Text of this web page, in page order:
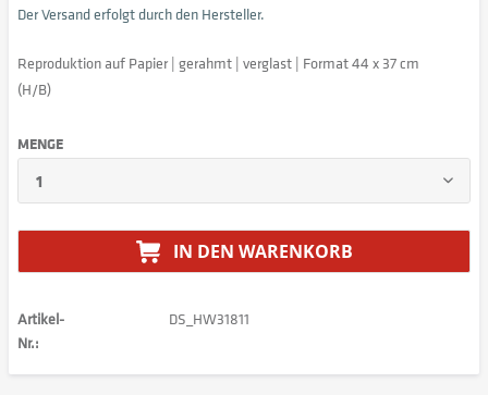
Der Versand erfolgt durch den Hersteller.
Reproduktion auf Papier | gerahmt | verglast | Format 44 x 37 cm
(H/B)
MENGE
IN DEN WARENKORB
Artikel-
Nr.:
DS_HW31811